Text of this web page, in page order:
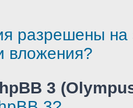
разрешены
вложения?
3